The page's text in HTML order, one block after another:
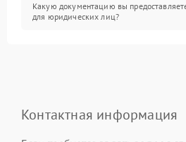
Какую документацию вы
для юридических лиц?
Контактная информация